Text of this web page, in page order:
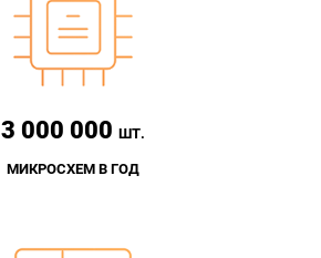
3 000 000 ШТ.
МИКРОСХЕМ В ГОД